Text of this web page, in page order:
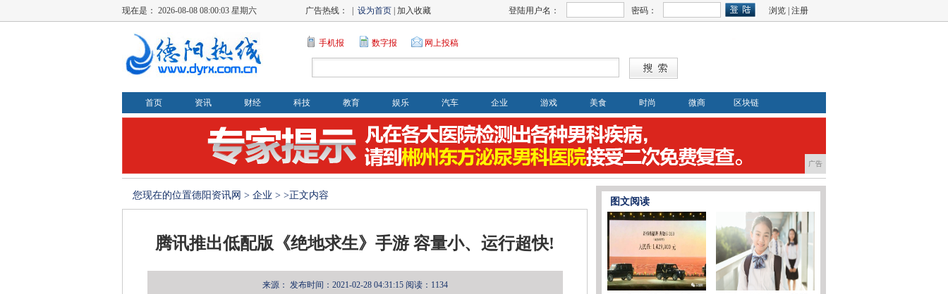
现在是： 2026-08-08 08:00:04 星期六 广告热线： | 设为首页 | 加入收藏 登陆用户名： 密码： 浏览 注册
手机报 数字报 网上投稿
首页 资讯 财经 科技 教育 娱乐 汽车 企业 游戏 美食 时尚 微商 区块链
广告
您现在的位置德阳资讯网 > 企业 > >正文内容
腾讯推出低配版《绝地求生》手游 容量小、运行超快!
来源： 发布时间：2021-02-28 04:31:15 阅读：1134
图文阅读